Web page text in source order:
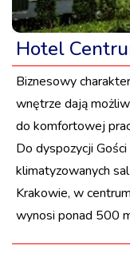
Hotel
Biznesowy
wnętrze dają
do komfortowej
Do dyspozycji
klimatyzowanych
Krakowie, w
wynosi ponad 500